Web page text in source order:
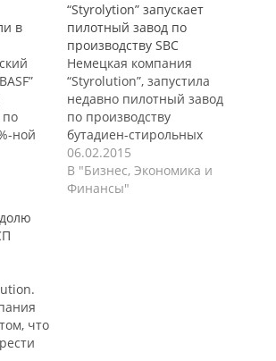
в
по
ной
уже
“Styrolytion” запускает
пилотный завод по
производству SBC
Немецкая компания
“Styrolution”, запустила
недавно пилотный завод
по производству
бутадиен-стирольных
блок-сополимеров (SBC) в
бельгийском городе
Антверпен. В “Styrolution”
06.02.2015
В "Бизнес, Экономика и
Финансы"
что